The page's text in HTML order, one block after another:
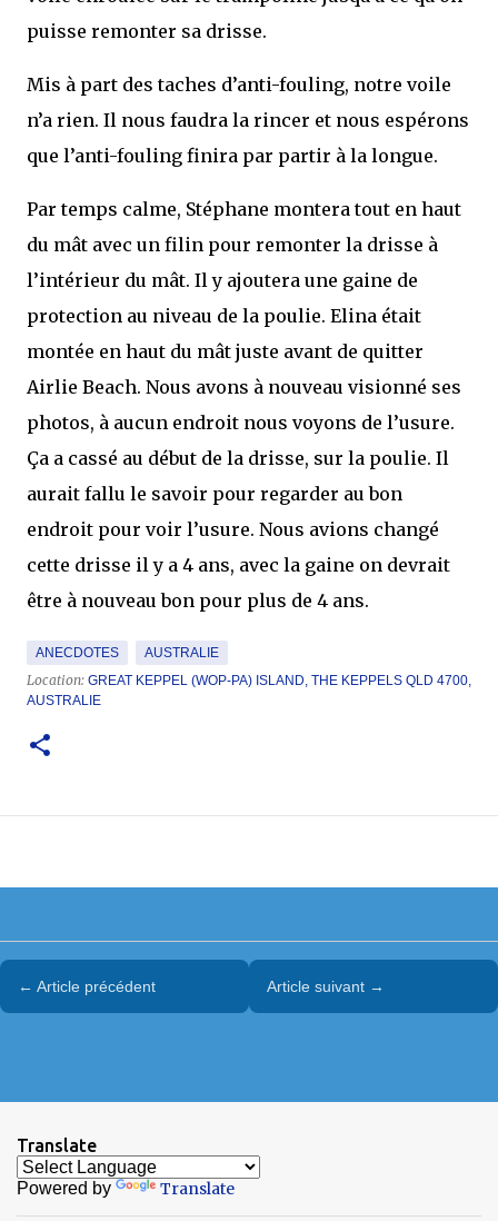
puisse remonter sa drisse.
Mis à part des taches d’anti-fouling, notre voile
n’a rien. Il nous faudra la rincer et nous espérons
que l’anti-fouling finira par partir à la longue.
Par temps calme, Stéphane montera tout en haut
du mât avec un filin pour remonter la drisse à
l’intérieur du mât. Il y ajoutera une gaine de
protection au niveau de la poulie. Elina était
montée en haut du mât juste avant de quitter
Airlie Beach. Nous avons à nouveau visionné ses
photos, à aucun endroit nous voyons de l’usure.
Ça a cassé au début de la drisse, sur la poulie. Il
aurait fallu le savoir pour regarder au bon
endroit pour voir l’usure. Nous avions changé
cette drisse il y a 4 ans, avec la gaine on devrait
être à nouveau bon pour plus de 4 ans.
ANECDOTES AUSTRALIE
Location: GREAT KEPPEL (WOP-PA) ISLAND, THE KEPPELS QLD 4700,
AUSTRALIE
← Article précédent Article suivant →
Translate
Powered by Translate